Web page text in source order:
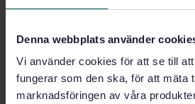
Denna webbplats använder
Vi använder cookies för att se till
fungerar som den ska, för att mäta
marknadsföringen av våra
PDF